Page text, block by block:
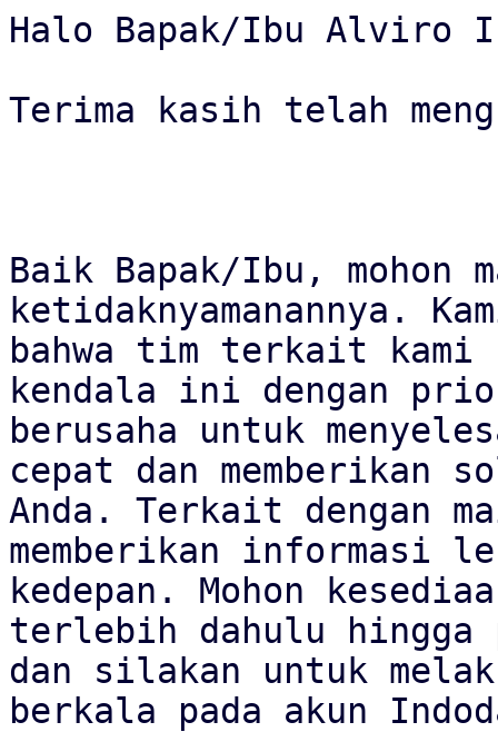
Halo Bapak/Ibu Alviro
Terima kasih telah
Baik Bapak/Ibu, mohon
ketidaknyamanannya.
bahwa tim terkait kami
kendala ini dengan
berusaha untuk
cepat dan memberikan
Anda. Terkait dengan
memberikan informasi
kedepan. Mohon
terlebih dahulu hingga
dan silakan untuk
berkala pada akun